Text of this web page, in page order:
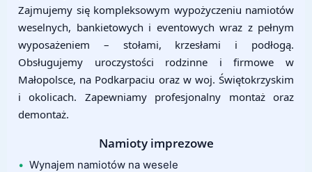
Zajmujemy się kompleksowym wypożyczeniu namiotów
weselnych, bankietowych i eventowych wraz z pełnym
wyposażeniem – stołami, krzesłami i podłogą.
Obsługujemy uroczystości rodzinne i firmowe w
Małopolsce, na Podkarpaciu oraz w woj. Świętokrzyskim
i okolicach. Zapewniamy profesjonalny montaż oraz
demontaż.
Namioty imprezowe
Wynajem namiotów na wesele